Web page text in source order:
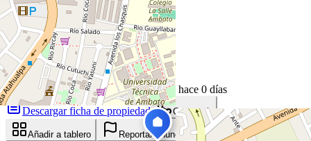
Cómo llegar
Publicado 8 de mayo de 2026
4visitas
8 de mayo de 2026
días en el mercado· actualizado hace 0 días
Descargar ficha de propiedad
Compartir
Añadir a tablero Reportar anuncio